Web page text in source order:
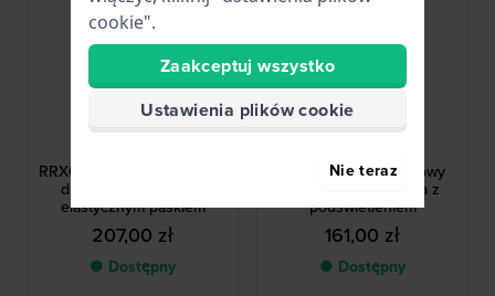
Lorus
RRX07HX9 26 mm Zegarek
damski z metalowym,
elastycznym paskiem
207,00 zł
● Dostępny
Lorus
Young 30 mm Fioletowy
zegarek do pływania z
podświetleniem
161,00 zł
● Dostępny
cookie".
Zaakceptuj wszystko
Ustawienia plików cookie
Nie teraz